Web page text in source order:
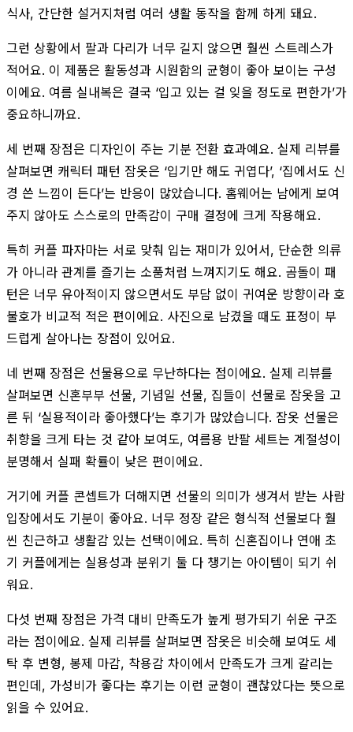
식사, 간단한 설거지처럼 여러 생활 동작을 함께 하게 돼요.
그런 상황에서 팔과 다리가 너무 길지 않으면 훨씬 스트레스가
적어요. 이 제품은 활동성과 시원함의 균형이 좋아 보이는 구성
이에요. 여름 실내복은 결국 ‘입고 있는 걸 잊을 정도로 편한가’가
중요하니까요.
세 번째 장점은 디자인이 주는 기분 전환 효과예요. 실제 리뷰를
살펴보면 캐릭터 패턴 잠옷은 ‘입기만 해도 귀엽다’, ‘집에서도 신
경 쓴 느낌이 든다’는 반응이 많았습니다. 홈웨어는 남에게 보여
주지 않아도 스스로의 만족감이 구매 결정에 크게 작용해요.
특히 커플 파자마는 서로 맞춰 입는 재미가 있어서, 단순한 의류
가 아니라 관계를 즐기는 소품처럼 느껴지기도 해요. 곰돌이 패
턴은 너무 유아적이지 않으면서도 부담 없이 귀여운 방향이라 호
불호가 비교적 적은 편이에요. 사진으로 남겼을 때도 표정이 부
드럽게 살아나는 장점이 있어요.
네 번째 장점은 선물용으로 무난하다는 점이에요. 실제 리뷰를
살펴보면 신혼부부 선물, 기념일 선물, 집들이 선물로 잠옷을 고
른 뒤 ‘실용적이라 좋아했다’는 후기가 많았습니다. 잠옷 선물은
취향을 크게 타는 것 같아 보여도, 여름용 반팔 세트는 계절성이
분명해서 실패 확률이 낮은 편이에요.
거기에 커플 콘셉트가 더해지면 선물의 의미가 생겨서 받는 사람
입장에서도 기분이 좋아요. 너무 정장 같은 형식적 선물보다 훨
씬 친근하고 생활감 있는 선택이에요. 특히 신혼집이나 연애 초
기 커플에게는 실용성과 분위기 둘 다 챙기는 아이템이 되기 쉬
워요.
다섯 번째 장점은 가격 대비 만족도가 높게 평가되기 쉬운 구조
라는 점이에요. 실제 리뷰를 살펴보면 잠옷은 비슷해 보여도 세
탁 후 변형, 봉제 마감, 착용감 차이에서 만족도가 크게 갈리는
편인데, 가성비가 좋다는 후기는 이런 균형이 괜찮았다는 뜻으로
읽을 수 있어요.